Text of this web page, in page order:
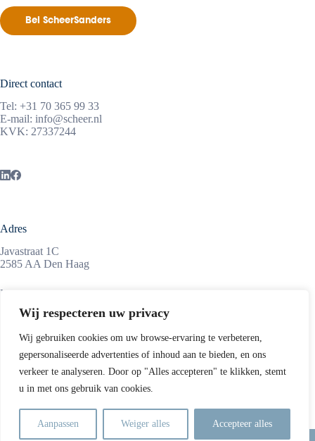
Wij respecteren uw privacy
Wij gebruiken cookies om uw browse-ervaring te verbeteren,
gepersonaliseerde advertenties of inhoud aan te bieden, en ons
verkeer te analyseren. Door op "Alles accepteren" te klikken, stemt
u in met ons gebruik van cookies.
Aanpassen Weiger alles Accepteer alles
Bel ScheerSanders
Direct contact
Tel: +31 70 365 99 33
E-mail: info@scheer.nl
KVK: 27337244
Adres
Javastraat 1C
2585 AA Den Haag
Maandag tot vrijdag
08:45 – 17:15 uur
Informatie
ScheerSanders is een middelgroot advocatenkantoor,
gevestigd in de Haagse Archipelbuurt, op enkele minuten van
de uitvalswegen, het Centraal Station en het centrum van Den